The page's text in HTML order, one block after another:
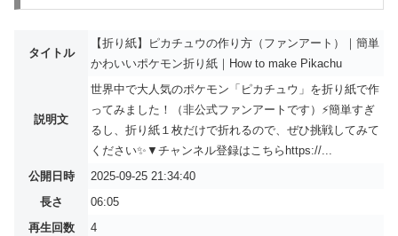
タイトル
【折り紙】ピカチュウの作り方（ファンアート）｜簡単
かわいいポケモン折り紙｜How to make Pikachu
説明文
世界中で大人気のポケモン「ピカチュウ」を折り紙で作
ってみました！（非公式ファンアートです）⚡簡単すぎ
るし、折り紙１枚だけで折れるので、ぜひ挑戦してみて
ください✨▼チャンネル登録はこちらhttps://...
公開日時
2025-09-25 21:34:40
長さ
06:05
再生回数
4